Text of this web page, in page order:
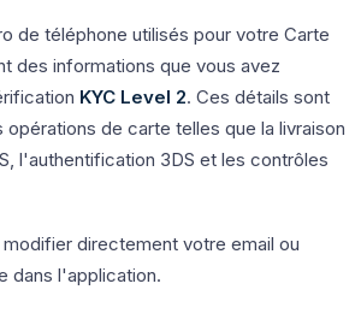
de téléphone utilisés pour votre Carte
des informations que vous avez
KYC Level 2. Ces détails sont
de carte telles que la livraison
l'authentification 3DS et les contrôles
directement votre email ou
dans l'application.